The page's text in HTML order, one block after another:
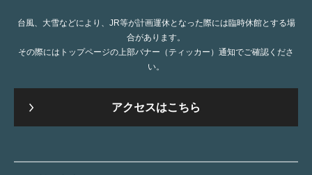
台風、大雪などにより、JR等が計画運休となった際には臨時休館とする場
合があります。
その際にはトップページの上部バナー（ティッカー）通知でご確認くださ
い。
アクセスはこちら